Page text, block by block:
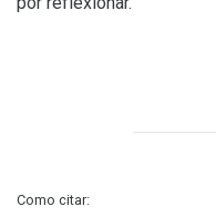
Como citar: